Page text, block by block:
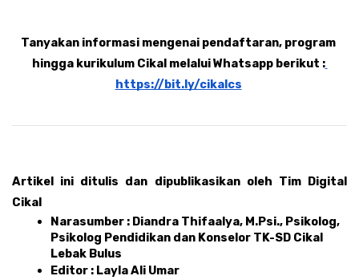
Tanyakan informasi mengenai pendaftaran, program
hingga kurikulum Cikal melalui Whatsapp berikut :
https://bit.ly/cikalcs
Artikel ini ditulis dan dipublikasikan oleh Tim Digital
Cikal
Narasumber : Diandra Thifaalya, M.Psi., Psikolog,
Psikolog Pendidikan dan Konselor TK-SD Cikal
Lebak Bulus
Editor : Layla Ali Umar